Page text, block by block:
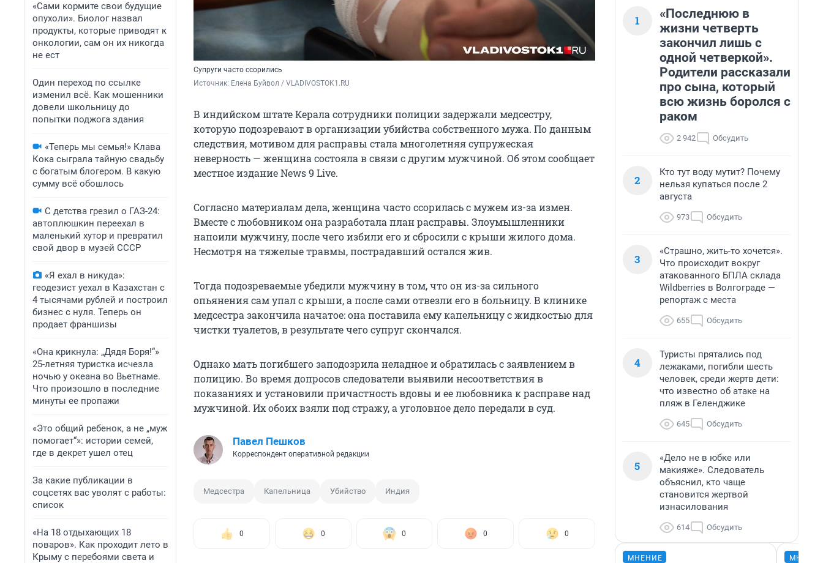
«Сами кормите свои будущие
опухоли». Биолог назвал
продукты, которые приводят к
онкологии, сам он их никогда
не ест
Один переход по ссылке
изменил всё. Как мошенники
довели школьницу до
попытки поджога здания
«Теперь мы семья!» Клава
Кока сыграла тайную свадьбу
с богатым блогером. В какую
сумму всё обошлось
С детства грезил о ГАЗ-24:
автоплюшкин переехал в
маленький хутор и превратил
свой двор в музей СССР
«Я ехал в никуда»:
геодезист уехал в Казахстан с
4 тысячами рублей и построил
бизнес с нуля. Теперь он
продает франшизы
«Она крикнула: „Дядя Боря!“»
25-летняя туристка исчезла
ночью у океана во Вьетнаме.
Что произошло в последние
минуты ее пропажи
«Это общий ребенок, а не „муж
помогает“»: истории семей,
где в декрет ушел отец
За какие публикации в
соцсетях вас уволят с работы:
список
«На 18 отдыхающих 18
поваров». Как проходит лето в
Крыму с перебоями света и
Супруги часто ссорились
Источник: Елена Буйвол / VLADIVOSTOK1.RU
В индийском штате Керала сотрудники полиции задержали медсестру,
которую подозревают в организации убийства собственного мужа. По данным
следствия, мотивом для расправы стала многолетняя супружеская
неверность — женщина состояла в связи с другим мужчиной. Об этом сообщает
местное издание News 9 Live.
Согласно материалам дела, женщина часто ссорилась с мужем из-за измен.
Вместе с любовником она разработала план расправы. Злоумышленники
напоили мужчину, после чего избили его и сбросили с крыши жилого дома.
Несмотря на тяжелые травмы, пострадавший остался жив.
Тогда подозреваемые убедили мужчину в том, что он из-за сильного
опьянения сам упал с крыши, а после сами отвезли его в больницу. В клинике
медсестра закончила начатое: она поставила ему капельницу с жидкостью для
чистки туалетов, в результате чего супруг скончался.
Однако мать погибшего заподозрила неладное и обратилась с заявлением в
полицию. Во время допросов следователи выявили несоответствия в
показаниях и установили причастность вдовы и ее любовника к расправе над
мужчиной. Их обоих взяли под стражу, а уголовное дело передали в суд.
Павел Пешков
Корреспондент оперативной редакции
Медсестра Капельница Убийство Индия
0 0 0 0 0
1
«Последнюю в
жизни четверть
закончил лишь с
одной четверкой».
Родители рассказали
про сына, который
всю жизнь боролся с
раком
2 942 Обсудить
2
Кто тут воду мутит? Почему
нельзя купаться после 2
августа
973 Обсудить
3
«Страшно, жить-то хочется».
Что происходит вокруг
атакованного БПЛА склада
Wildberries в Волгограде —
репортаж с места
655 Обсудить
4
Туристы прятались под
лежаками, погибли шесть
человек, среди жертв дети:
что известно об атаке на
пляж в Геленджике
645 Обсудить
5
«Дело не в юбке или
макияже». Следователь
объяснил, кто чаще
становится жертвой
изнасилования
614 Обсудить
МНЕНИЕ